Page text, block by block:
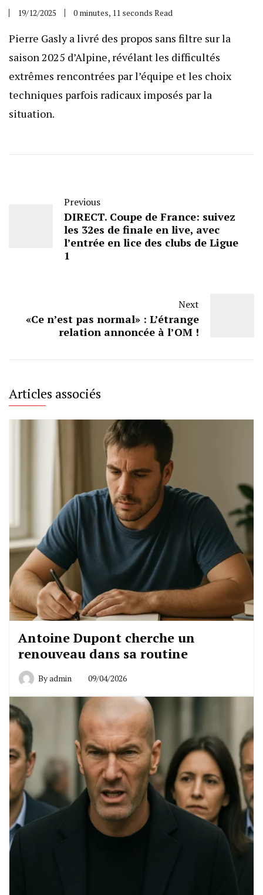
19/12/2025 0 minutes, 11 seconds Read
Pierre Gasly a livré des propos sans filtre sur la
saison 2025 d’Alpine, révélant les difficultés
extrêmes rencontrées par l’équipe et les choix
techniques parfois radicaux imposés par la
situation.
Previous
DIRECT. Coupe de France: suivez
les 32es de finale en live, avec
l’entrée en lice des clubs de Ligue
1
Next
«Ce n’est pas normal» : L’étrange
relation annoncée à l’OM !
Articles associés
Antoine Dupont cherche un
renouveau dans sa routine
Byadmin 09/04/2026